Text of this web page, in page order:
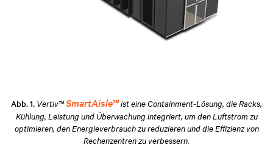
Abb. 1. Vertiv™SmartAisle™ist eine Containment-Lösung, die Racks,
Kühlung, Leistung und Überwachung integriert, um den Luftstrom zu
optimieren, den Energieverbrauch zu reduzieren und die Effizienz von
Rechenzentren zu verbessern.